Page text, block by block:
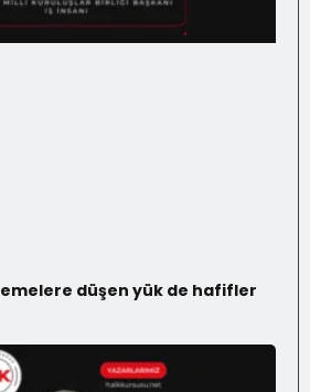
düşen yük de hafifler